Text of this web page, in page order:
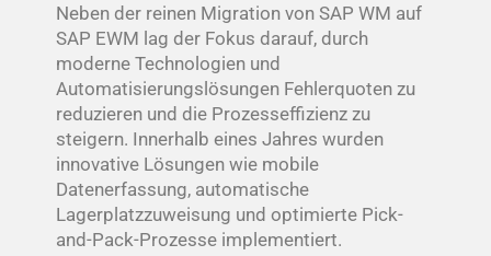
Neben der reinen Migration von SAP WM auf
SAP EWM lag der Fokus darauf, durch
moderne Technologien und
Automatisierungslösungen Fehlerquoten zu
reduzieren und die Prozesseffizienz zu
steigern. Innerhalb eines Jahres wurden
innovative Lösungen wie mobile
Datenerfassung, automatische
Lagerplatzzuweisung und optimierte Pick-
and-Pack-Prozesse implementiert.